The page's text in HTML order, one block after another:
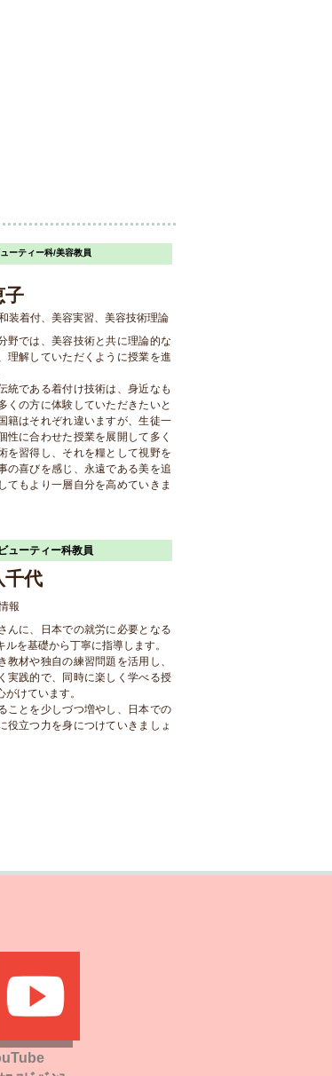
ーティー科/美容教員
子
装着付、美容実習、美容技術理論
野では、美容技術と共に理論的な
理解していただくように授業を進
統である着付け技術は、身近なも
くの方に体験していただきたいと
籍はそれぞれ違いますが、生徒一
性に合わせた授業を展開して多く
を習得し、それを糧として視野を
の喜びを感じ、永遠である美を追
てもより一層自分を高めていきま
ューティー科教員
千代
報
んに、日本での就労に必要となる
ルを基礎から丁寧に指導します。
教材や独自の練習問題を活用し、
実践的で、同時に楽しく学べる授
がけています。
ことを少しづつ増やし、日本での
役立つ力を身につけていきましょ